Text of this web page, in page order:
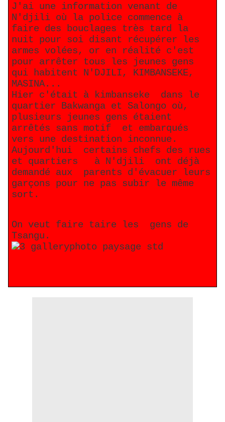
J'ai une information venant de
N'djili où la police commence à
faire des bouclages très tard la
nuit pour soi disant récupérer les
armes volées, or en réalité c'est
pour arrêter tous les jeunes gens
qui habitent N'DJILI, KIMBANSEKE,
MASINA...
Hier c'était à kimbanseke dans le
quartier Bakwanga et Salongo où,
plusieurs jeunes gens étaient
arrêtés sans motif et embarqués
vers une destination inconnue.
Aujourd'hui certains chefs des rues
et quartiers à N'djili ont déjà
demandé aux parents d'évacuer leurs
garçons pour ne pas subir le même
sort.
On veut faire taire les gens de
Tsangu.